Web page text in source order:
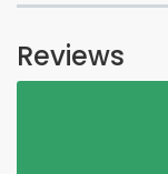
Reviews